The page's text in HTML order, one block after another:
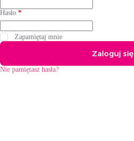
Hasło *Wymagane
l
e
r
Zapamiętaj mnie
Zaloguj się
Nie pamiętasz hasła?